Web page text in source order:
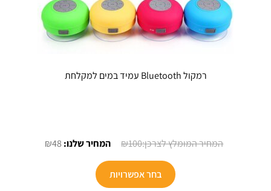
רמקול Bluetooth עמיד במים למקלחת
₪100
המחיר
המקורי
היה:
₪100.
₪48
בחר אפשרויות
למוצר